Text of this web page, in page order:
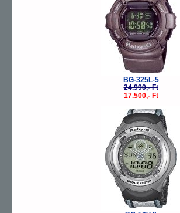
BG-325L-5
24.990,- Ft
17.500,- Ft
-30%